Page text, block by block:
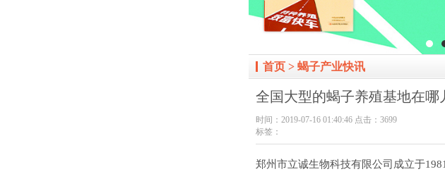
首页 > 蝎子产业快讯
全国大型的蝎子养殖基地在哪
时间：2019-07-16 01:40:46 点击：3699
标签：
郑州市立诚生物科技有限公司成立于